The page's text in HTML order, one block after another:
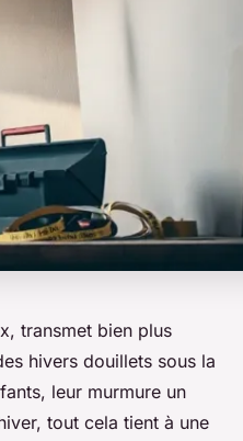
transmet bien plus
hivers douillets sous la
leur murmure un
tout cela tient à une